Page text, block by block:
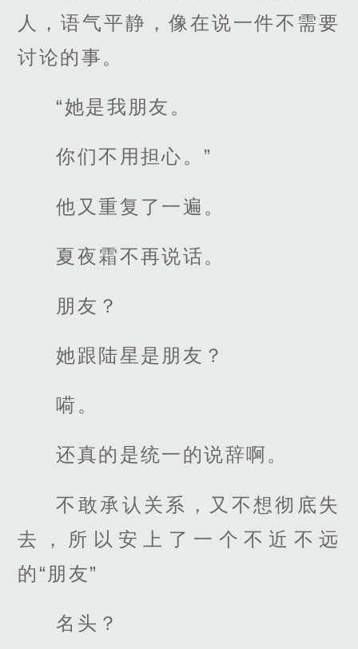
人，语气平静，像在说一件不需要
讨论的事。
“她是我朋友。
你们不用担心。”
他又重复了一遍。
夏夜霜不再说话。
朋友？
她跟陆星是朋友？
嗬。
还真的是统一的说辞啊。
不敢承认关系，又不想彻底失
去，所以安上了一个不近不远
的“朋友”
名头？